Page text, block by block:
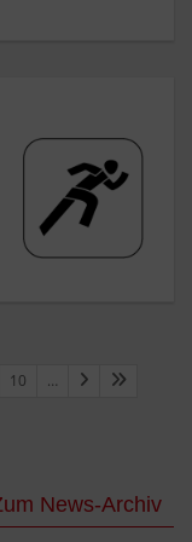
10 …
News-Archiv